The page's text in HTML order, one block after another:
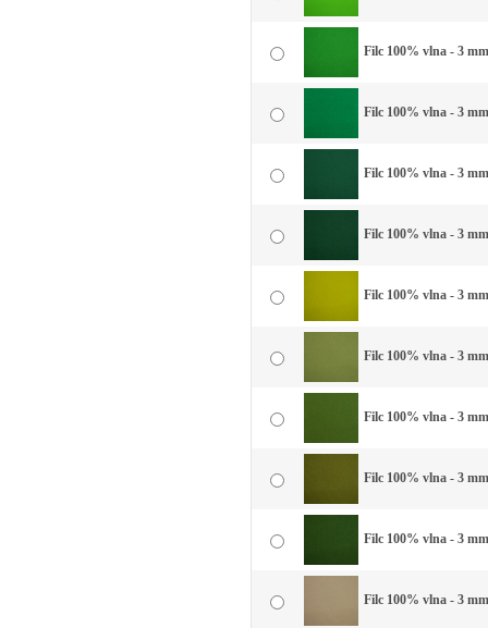
Filc 100% vlna - 3
Filc 100% vlna - 3
Filc 100% vlna - 3
Filc 100% vlna - 3
Filc 100% vlna - 3
Filc 100% vlna - 3
Filc 100% vlna - 3
Filc 100% vlna - 3
Filc 100% vlna - 3
Filc 100% vlna - 3